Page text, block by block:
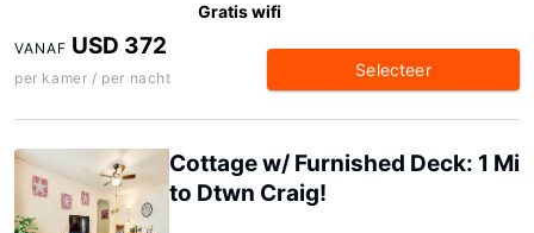
Gratis wifi
VANAF USD 372
per kamer / per nacht Selecteer
Cottage w/ Furnished Deck: 1 Mi
to Dtwn Craig!